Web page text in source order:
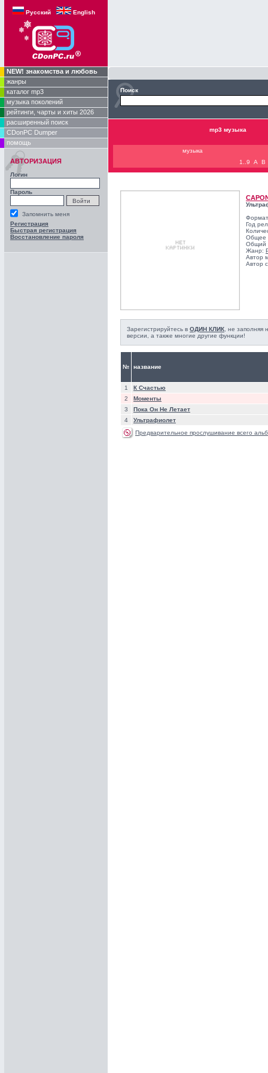
Русский English
NEW! знакомства и любовь
жанры
каталог mp3
музыка поколений
рейтинги, чарты и хиты 2026
расширенный поиск
CDonPC Dumper
помощь
АВТОРИЗАЦИЯ
Логин
Пароль
Запомнить меня
Регистрация
Быстрая регистрация
Восстановление пароля
Поиск
mp3 музыка
музыка
1..9
A B
Год
Общее
Общий
Жанр:
Автор
Автор
Зарегистрируйтесь в ОДИН КЛИК , не
версии, а также многие другие функции!
№ название
1
К Счастью
2
Моменты
3
Пока Он Не Летает
4
Ультрафиолет
Предварительное прослушивание всего